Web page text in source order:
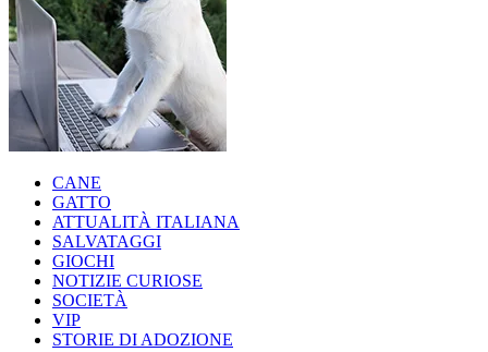
CANE
GATTO
ATTUALITÀ ITALIANA
SALVATAGGI
GIOCHI
NOTIZIE CURIOSE
SOCIETÀ
VIP
STORIE DI ADOZIONE